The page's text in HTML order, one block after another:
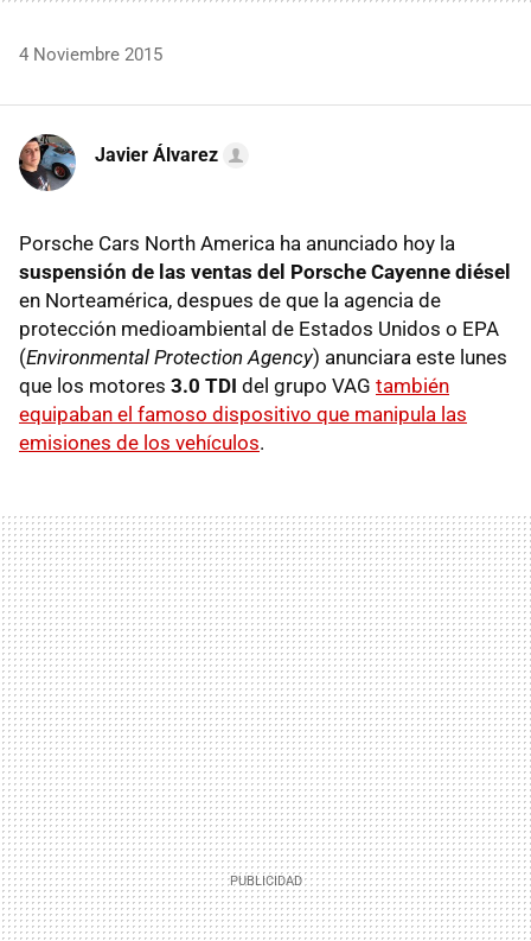
4 Noviembre 2015
Javier Álvarez
Porsche Cars North America ha anunciado hoy la
suspensión de las ventas del Porsche Cayenne diésel
en Norteamérica, despues de que la agencia de
protección medioambiental de Estados Unidos o EPA
(Environmental Protection Agency) anunciara este lunes
que los motores 3.0 TDI del grupo VAG también
equipaban el famoso dispositivo que manipula las
emisiones de los vehículos.